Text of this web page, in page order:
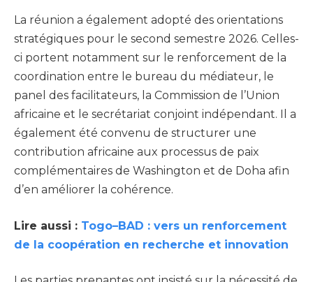
La réunion a également adopté des orientations
stratégiques pour le second semestre 2026. Celles-
ci portent notamment sur le renforcement de la
coordination entre le bureau du médiateur, le
panel des facilitateurs, la Commission de l’Union
africaine et le secrétariat conjoint indépendant. Il a
également été convenu de structurer une
contribution africaine aux processus de paix
complémentaires de Washington et de Doha afin
d’en améliorer la cohérence.
Lire aussi : Togo–BAD : vers un renforcement
de la coopération en recherche et innovation